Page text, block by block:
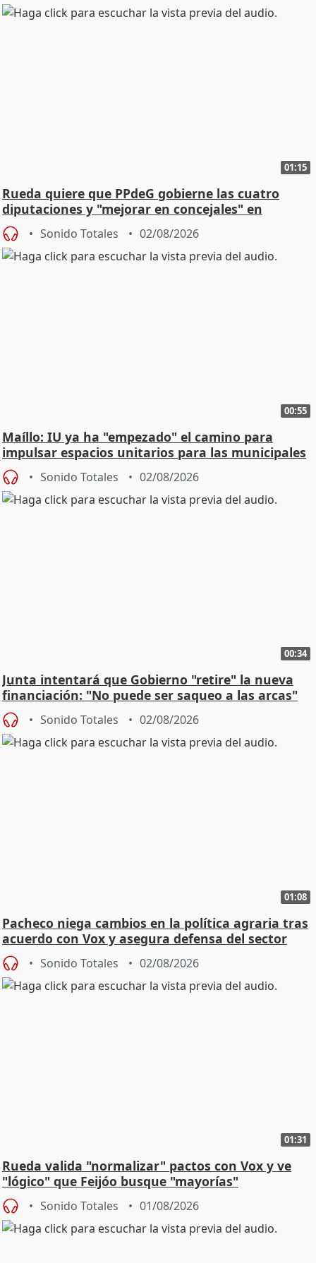
01:15
Rueda quiere que PPdeG gobierne las cuatro
diputaciones y "mejorar en concejales" en
ciudades
Sonido Totales 02/08/2026
00:55
Maíllo: IU ya ha "empezado" el camino para
impulsar espacios unitarios para las municipales
Sonido Totales 02/08/2026
00:34
Junta intentará que Gobierno "retire" la nueva
financiación: "No puede ser saqueo a las arcas"
Sonido Totales 02/08/2026
01:08
Pacheco niega cambios en la política agraria tras
acuerdo con Vox y asegura defensa del sector
Sonido Totales 02/08/2026
01:31
Rueda valida "normalizar" pactos con Vox y ve
"lógico" que Feijóo busque "mayorías"
Sonido Totales 01/08/2026